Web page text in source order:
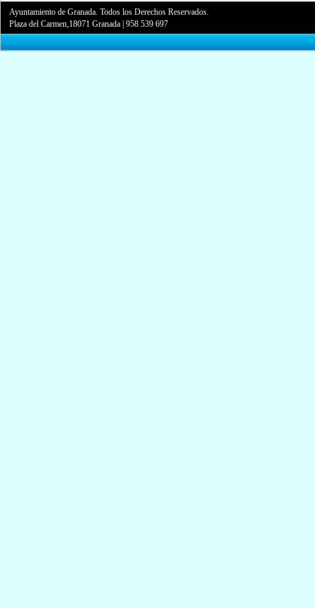
Ayuntamiento de Granada. Todos los Derechos Reservados.
Plaza del Carmen,18071 Granada |958 539 697